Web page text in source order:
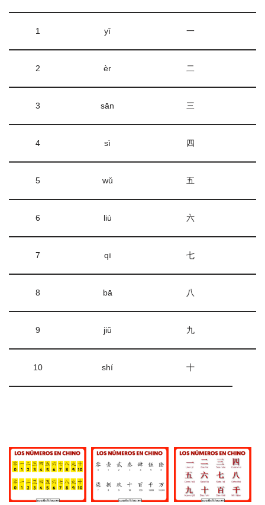
1 yī 一
2 èr 二
3 sān 三
4 sì 四
5 wǔ 五
6 liù 六
7 qī 七
8 bā 八
9 jiǔ 九
10 shí 十